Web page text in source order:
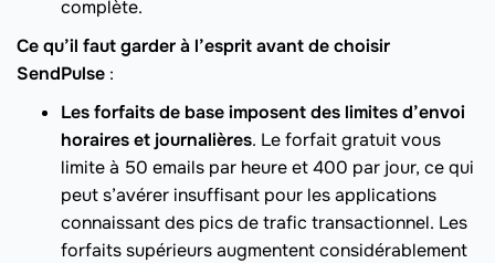
complète.
Ce qu’il faut garder à l’esprit avant de choisir
SendPulse :
Les forfaits de base imposent des limites d’envoi
horaires et journalières. Le forfait gratuit vous
limite à 50 emails par heure et 400 par jour, ce qui
peut s’avérer insuffisant pour les applications
connaissant des pics de trafic transactionnel. Les
forfaits supérieurs augmentent considérablement